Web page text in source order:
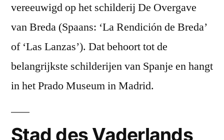
vereeuwigd op het schilderij De Overgave
van Breda (Spaans: ‘La Rendición de Breda’
of ‘Las Lanzas’). Dat behoort tot de
belangrijkste schilderijen van Spanje en hangt
in het Prado Museum in Madrid.
Stad des Vaderlands